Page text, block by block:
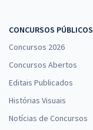
CONCURSOS PÚBLICOS
Concursos 2026
Concursos Abertos
Editais Publicados
Histórias Visuais
Notícias de Concursos